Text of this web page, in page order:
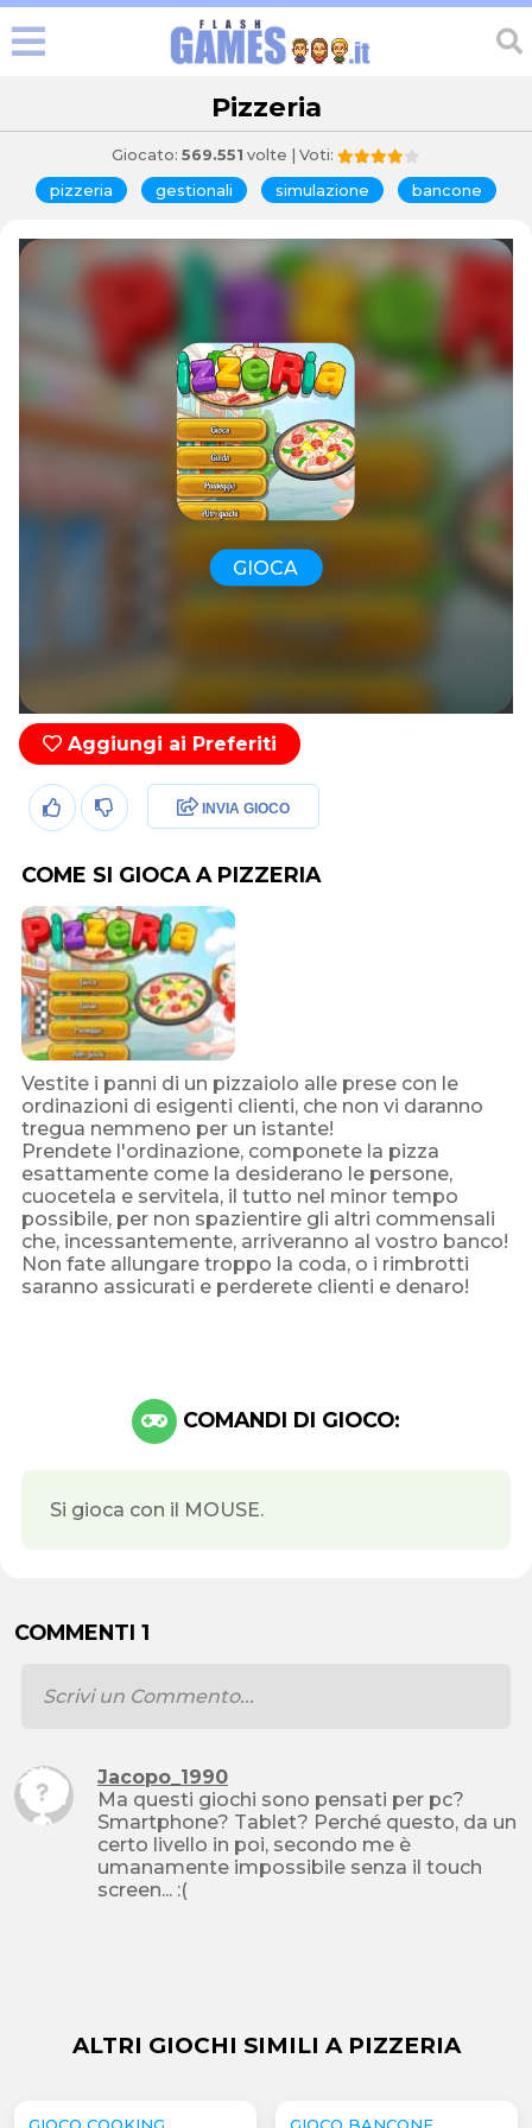
Pizzeria
Giocato: 569.551 volte | Voti:
pizzeria gestionali simulazione bancone
GIOCA
Aggiungi ai Preferiti
INVIA GIOCO
COME SI GIOCA A PIZZERIA
Vestite i panni di un pizzaiolo alle prese con le
ordinazioni di esigenti clienti, che non vi daranno
tregua nemmeno per un istante!
Prendete l'ordinazione, componete la pizza
esattamente come la desiderano le persone,
cuocetela e servitela, il tutto nel minor tempo
possibile, per non spazientire gli altri commensali
che, incessantemente, arriveranno al vostro banco!
Non fate allungare troppo la coda, o i rimbrotti
saranno assicurati e perderete clienti e denaro!
COMANDI DI GIOCO:
Si gioca con il MOUSE.
COMMENTI 1
Jacopo_1990
Ma questi giochi sono pensati per pc?
Smartphone? Tablet? Perché questo, da un
certo livello in poi, secondo me è
umanamente impossibile senza il touch
screen... :(
ALTRI GIOCHI SIMILI A PIZZERIA